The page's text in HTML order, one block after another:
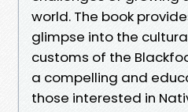
world. The book
glimpse into the
customs of the
a compelling and
those interested in